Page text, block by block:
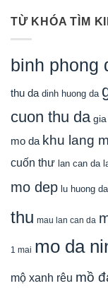
TỪ KHÓA TÌM
binh phong
thu da dinh huong da
cuon thu da
mo da khu lang
cuốn thư lan can da
mo dep lu huong da
thu mau lan can da
1 mai mo da
mộ xanh rêu mồ